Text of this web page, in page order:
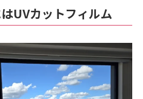
UVカットフィルム